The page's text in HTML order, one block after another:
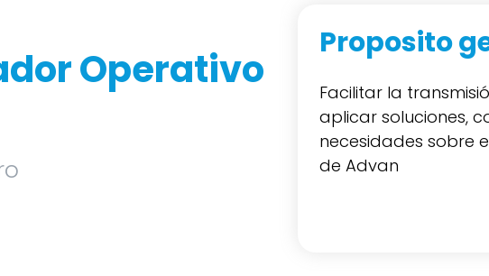
Operativo
Proposito
Facilitar la
aplicar soluciones,
necesidades sobre
de Advan